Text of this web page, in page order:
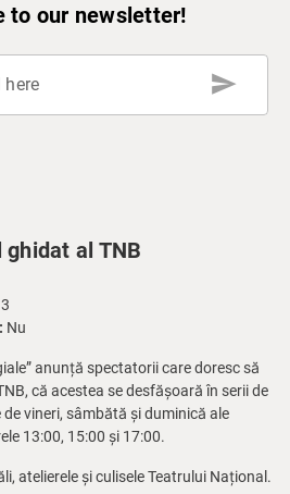
to our newsletter!
here send
ghidat al TNB
Nu
anunță spectatorii care doresc să
că acestea se desfășoară în serii de
vineri, sâmbătă și duminică ale
13:00, 15:00 și 17:00.
atelierele și culisele Teatrului Național.